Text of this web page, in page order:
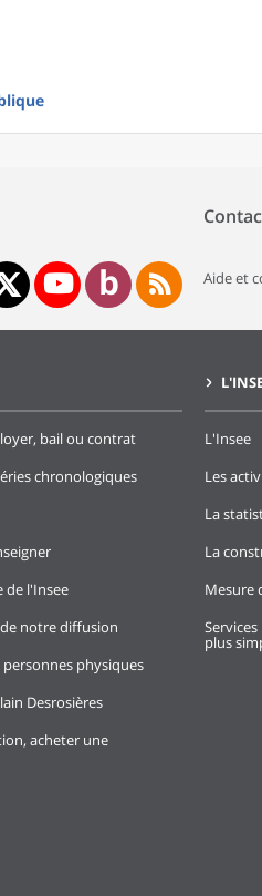
Aide et
bail ou contrat
chronologiques
de l'Insee
de notre diffusion
physiques
Desrosières
acheter une
L'Insee
Les
La
La
Mesure
plus